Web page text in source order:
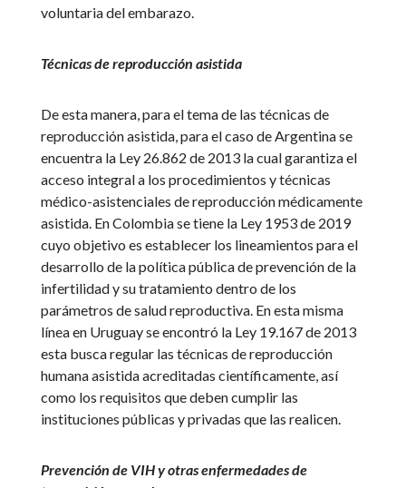
voluntaria del embarazo.
Técnicas de reproducción asistida
De esta manera, para el tema de las técnicas de
reproducción asistida, para el caso de Argentina se
encuentra la Ley 26.862 de 2013 la cual garantiza el
acceso integral a los procedimientos y técnicas
médico-asistenciales de reproducción médicamente
asistida. En Colombia se tiene la Ley 1953 de 2019
cuyo objetivo es establecer los lineamientos para el
desarrollo de la política pública de prevención de la
infertilidad y su tratamiento dentro de los
parámetros de salud reproductiva. En esta misma
línea en Uruguay se encontró la Ley 19.167 de 2013
esta busca regular las técnicas de reproducción
humana asistida acreditadas científicamente, así
como los requisitos que deben cumplir las
instituciones públicas y privadas que las realicen.
Prevención de VIH y otras enfermedades de